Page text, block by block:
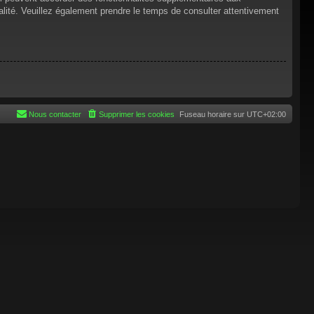
Veuillez également prendre le temps de consulter attentivement
Fuseau horaire sur UTC+02:00
Supprimer les cookies
Nous contacter